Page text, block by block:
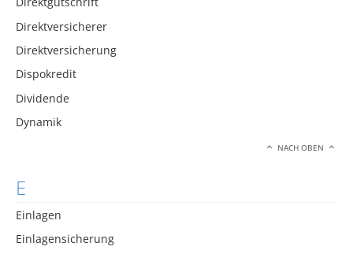
Direktversicherer
Direktversicherung
Dispokredit
Dividende
Dynamik
NACH OBEN
E
Einlagen
Einlagensicherung